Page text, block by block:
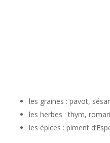
les graines : pavot,
les herbes : thym,
les épices : piment